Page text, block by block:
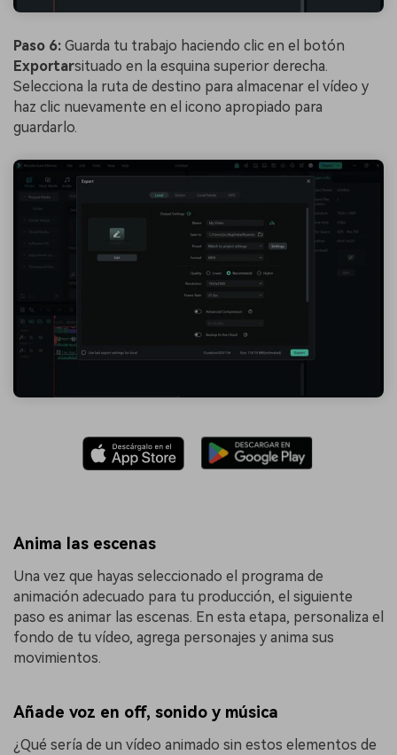
Paso 6: Guarda tu trabajo haciendo clic en el botón
Exportarsituado en la esquina superior derecha.
Selecciona la ruta de destino para almacenar el vídeo y
haz clic nuevamente en el icono apropiado para
guardarlo.
Anima las escenas
Una vez que hayas seleccionado el programa de
animación adecuado para tu producción, el siguiente
paso es animar las escenas. En esta etapa, personaliza el
fondo de tu vídeo, agrega personajes y anima sus
movimientos.
Añade voz en off, sonido y música
¿Qué sería de un vídeo animado sin estos elementos de